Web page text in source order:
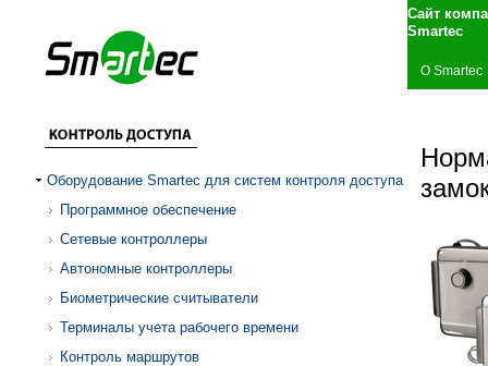
Сайт
Smartec
О Smartec
Оборудование Smartec для систем контроля доступа
Программное обеспечение
Сетевые контроллеры
Автономные контроллеры
Биометрические считыватели
Терминалы учета рабочего времени
Контроль маршрутов